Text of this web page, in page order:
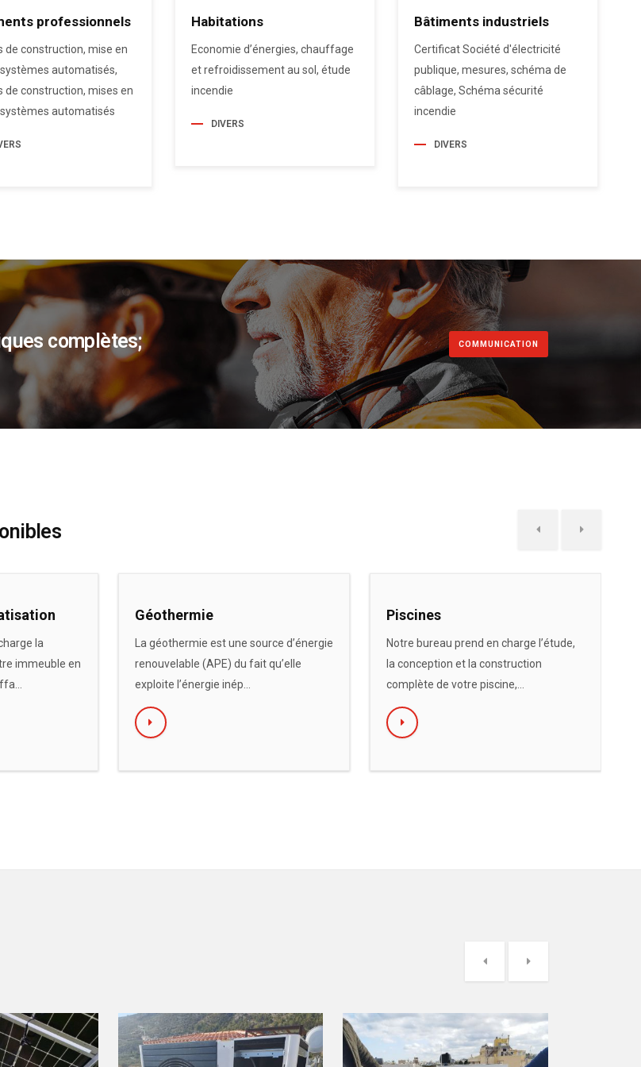
professionnels
de construction, mise en
automatisés,
de construction, mises en
automatisés
Habitations
Economie d’énergies, chauffage
et refroidissement au sol, étude
incendie
DIVERS
Bâtiments industriels
Certificat Société d'électricité
publique, mesures, schéma de
câblage, Schéma sécurité
incendie
DIVERS
complètes; COMMUNICATION
la
immeuble en
Géothermie
La géothermie est une source d’énergie
renouvelable (APE) du fait qu’elle
exploite l’énergie inép...
Piscines
Notre bureau prend en charge l’étude,
la conception et la construction
complète de votre piscine,...